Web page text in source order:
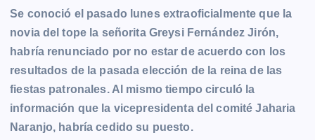
Se conoció el pasado lunes extraoficialmente que la
novia del tope la señorita Greysi Fernández Jirón,
habría renunciado por no estar de acuerdo con los
resultados de la pasada elección de la reina de las
fiestas patronales. Al mismo tiempo circuló la
información que la vicepresidenta del comité Jaharia
Naranjo, habría cedido su puesto.